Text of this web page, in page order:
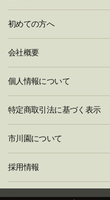
初めての方へ
会社概要
個人情報について
特定商取引法に基づく表示
市川園について
採用情報